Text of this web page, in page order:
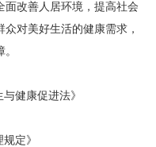
面改善人居环境，提高社会
对美好生活的健康需求，
健康促进法》
定》